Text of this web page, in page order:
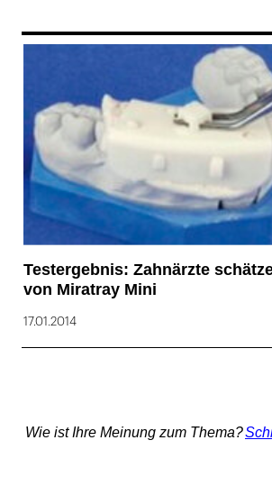
Testergebnis: Zahnärzte
von Miratray Mini
17.01.2014
Wie ist Ihre Meinung zum Thema?